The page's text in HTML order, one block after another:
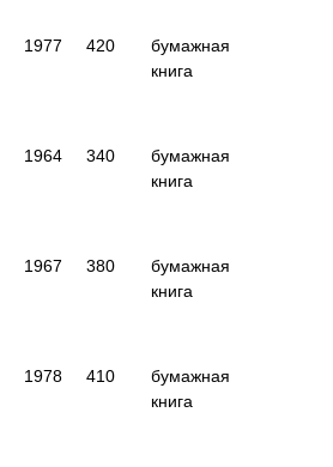
1977 420
бумажная
книга
1964 340
бумажная
книга
1967 380
бумажная
книга
1978 410
бумажная
книга